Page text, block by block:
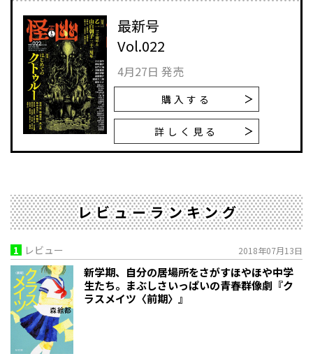
最新号
Vol.022
4月27日 発売
購入する
詳しく見る
レビューランキング
1 レビュー 2018年07月13日
新学期、自分の居場所をさがすほやほや中学
生たち。まぶしさいっぱいの青春群像劇『ク
ラスメイツ〈前期〉』